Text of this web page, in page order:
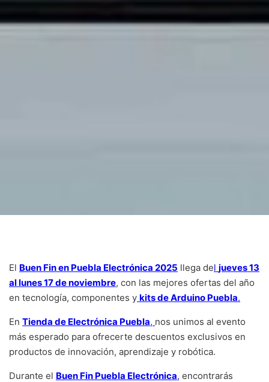
El Buen Fin en Puebla Electrónica 2025 llega del jueves 13
al lunes 17 de noviembre, con las mejores ofertas del año
en tecnología, componentes y kits de Arduino Puebla.
En Tienda de Electrónica Puebla, nos unimos al evento
más esperado para ofrecerte descuentos exclusivos en
productos de innovación, aprendizaje y robótica.
Durante el Buen Fin Puebla Electrónica, encontrarás